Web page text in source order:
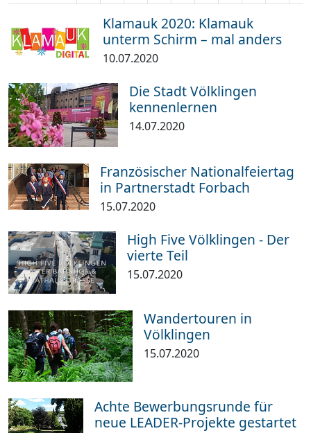
Klamauk 2020: Klamauk
unterm Schirm – mal anders
10.07.2020
Die Stadt Völklingen
kennenlernen
14.07.2020
Französischer Nationalfeiertag
in Partnerstadt Forbach
15.07.2020
High Five Völklingen - Der
vierte Teil
15.07.2020
Wandertouren in
Völklingen
15.07.2020
Achte Bewerbungsrunde für
neue LEADER-Projekte gestartet